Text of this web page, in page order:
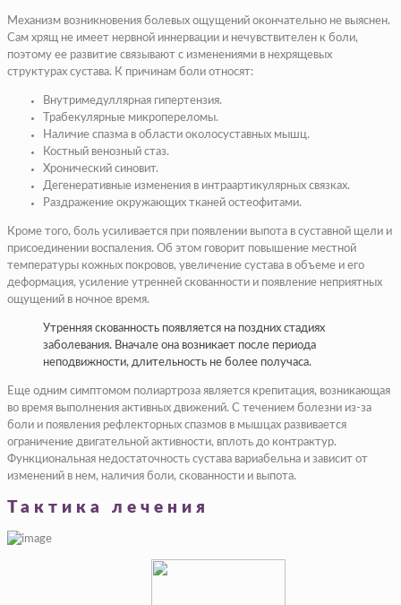
Механизм возникновения болевых ощущений окончательно не выяснен.
Сам хрящ не имеет нервной иннервации и нечувствителен к боли,
поэтому ее развитие связывают с изменениями в нехрящевых
структурах сустава. К причинам боли относят:
Внутримедуллярная гипертензия.
Трабекулярные микропереломы.
Наличие спазма в области околосуставных мышц.
Костный венозный стаз.
Хронический синовит.
Дегенеративные изменения в интраартикулярных связках.
Раздражение окружающих тканей остеофитами.
Кроме того, боль усиливается при появлении выпота в суставной щели и
присоединении воспаления. Об этом говорит повышение местной
температуры кожных покровов, увеличение сустава в объеме и его
деформация, усиление утренней скованности и появление неприятных
ощущений в ночное время.
Утренняя скованность появляется на поздних стадиях
заболевания. Вначале она возникает после периода
неподвижности, длительность не более получаса.
Еще одним симптомом полиартроза является крепитация, возникающая
во время выполнения активных движений. С течением болезни из-за
боли и появления рефлекторных спазмов в мышцах развивается
ограничение двигательной активности, вплоть до контрактур.
Функциональная недостаточность сустава вариабельна и зависит от
изменений в нем, наличия боли, скованности и выпота.
Тактика лечения